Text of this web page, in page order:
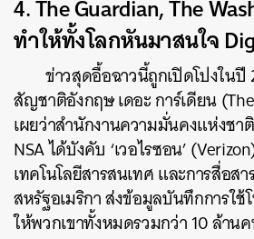
4. The Guardian, The
ทำให้ทั้งโลกหันมาสนใจ
ข่าวสุดอื้อฉาวนี้ถูกเปิดโปงในปี
สัญชาติอังกฤษ เดอะ การ์เดียน
เผยว่าสำนักงานความมั่นคงแห่งชา
NSA ได้บังคับ ‘เวอไรซอน’
เทคโนโลยีสารสนเทศ และการสื่อส
สหรัฐอเมริกา ส่งข้อมูลบันทึกการใ
ให้พวกเขาทั้งหมดรวมกว่า 10 ล้าน